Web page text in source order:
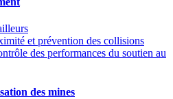
et prévention des collisions
des performances du soutien au
des mines